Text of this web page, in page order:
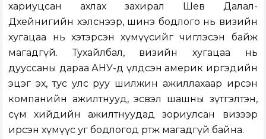
хариуцсан ахлах захирал Шев Далал-
Дхейнигийн хэлснээр, шинэ бодлого нь визийн
хугацаа нь хэтэрсэн хүмүүсийг чиглэсэн байж
магадгүй. Тухайлбал, визийн хугацаа нь
дууссаны дараа АНУ-д үлдсэн америк иргэдийн
эцэг эх, тус улс руу шилжин ажиллахаар ирсэн
компанийн ажилтнууд, эсвэл шашны зүтгэлтэн,
сүм хийдийн ажилтнуудад зориулсан визээр
ирсэн хүмүүс уг бодлогод өртөж магадгүй байна.